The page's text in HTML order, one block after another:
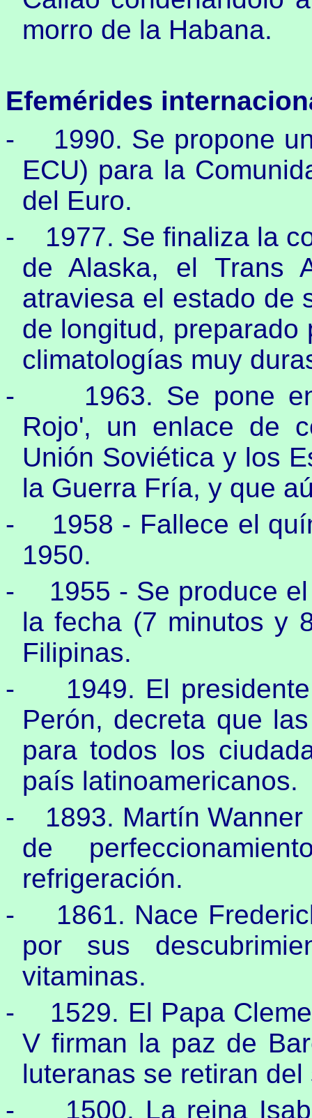
morro de la Habana.
Efemérides
-
1990. Se propone
ECU) para la
del Euro.
-
1977. Se finaliza la
de Alaska, el Trans
atraviesa el estado de
de longitud,
climatologías muy
-
1963. Se pone
Rojo', un enlace de
Unión Soviética y los
la Guerra Fría, y que
-
1958 - Fallece el
1950.
-
1955 - Se produce
la fecha (7 minutos y
Filipinas.
-
1949. El
Perón, decreta que
para todos los
país latinoamericanos.
-
1893. Martín
de
refrigeración.
-
1861. Nace
por sus
vitaminas.
-
1529. El Papa
V firman la paz de
luteranas se retiran
-
1500. La reina